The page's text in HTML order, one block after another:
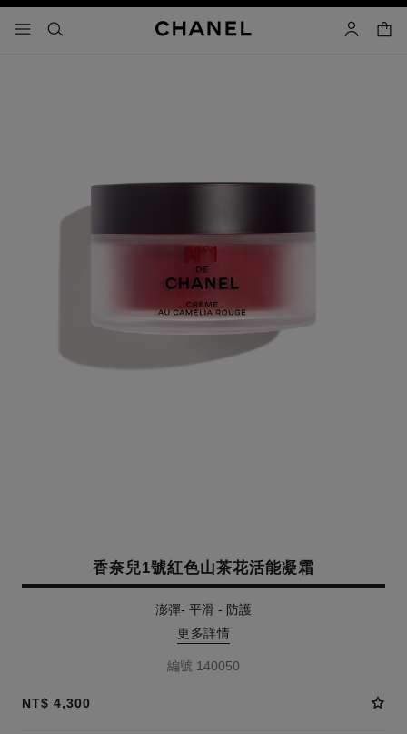
選單 - 主導覽
- 主選單搜尋 帳戶
購物
香奈兒1號紅色山茶花活能凝霜
澎彈- 平滑 - 防護
更多詳情
編號 140050
NT$ 4,300